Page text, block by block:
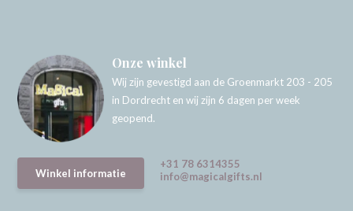
Onze winkel
Wij zijn gevestigd aan de Groenmarkt 203 - 205
in Dordrecht en wij zijn 6 dagen per week
geopend.
Winkel informatie
+31 78 6314355
info@magicalgifts.nl